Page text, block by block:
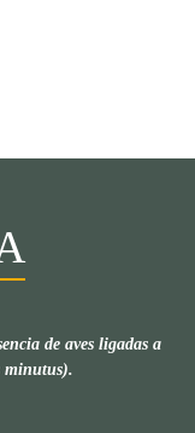
de aves ligadas a
minutus).